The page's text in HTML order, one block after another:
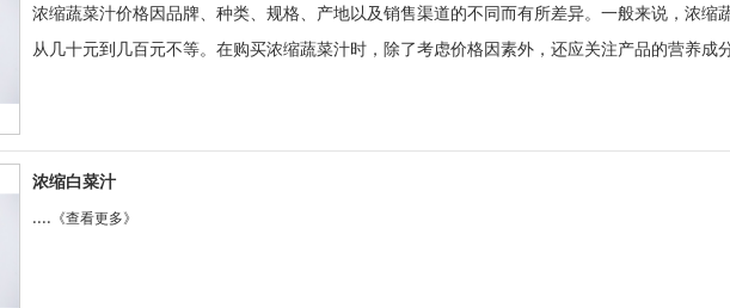
浓缩蔬菜汁价格因品牌、种类、规格、产地以及销售渠道的不同而有所差异。一般来说，浓缩
从几十元到几百元不等。在购买浓缩蔬菜汁时，除了考虑价格因素外，还应关注产品的营养成
浓缩白菜汁
.... 《查看更多》